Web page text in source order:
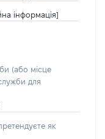
інформація]
(або місце
для
як